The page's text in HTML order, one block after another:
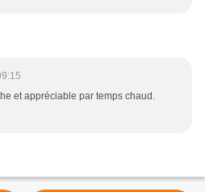
et appréciable par temps chaud.